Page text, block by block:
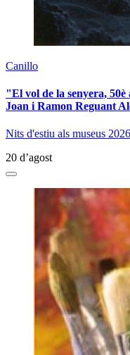
Canillo
"El vol de la senyera,
Joan i Ramon Reguant
Nits d'estiu als museus 2026
20 d’agost